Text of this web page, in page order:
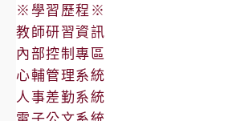
規
劃
之
「升
學
※學習歷程※
教師研習資訊
內部控制專區
心輔管理系統
人事差勤系統